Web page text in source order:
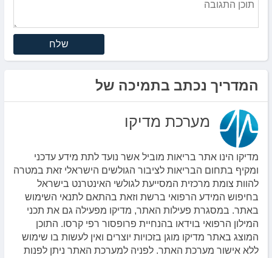
שלח
המדריך נכתב בתמיכה של
מערכת מדיקו
מדיקו הינו אתר בריאות מוביל אשר נועד לתת מידע עדכני
ומקיף בתחום הבריאות לציבור הגולשים הישראלי זאת במטרה
להוות צומת מרכזית המסייעת לגולשי האינטרנט בישראל
בחיפוש המידע הרפואי ברשת וזאת בהתאם לתנאי השימוש
באתר. במסגרת פעילות האתר, מדיקו מפעילה גם את תכני
המילון הרפואי בוידאו בהנחיית פרופסור רפי קרסו. התוכן
המוצג באתר מדיקו מוגן בזכויות יוצרים ואין לעשות בו שימוש
ללא אישור מערכת האתר. לפניה למערכת האתר ניתן לפנות